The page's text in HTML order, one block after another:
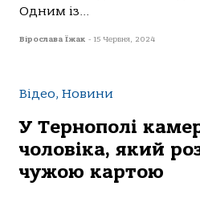
Одним із...
Вірослава Їжак - 15 Червня, 2024
Відео, Новини
У Тернополі
чоловіка, який
чужою картою